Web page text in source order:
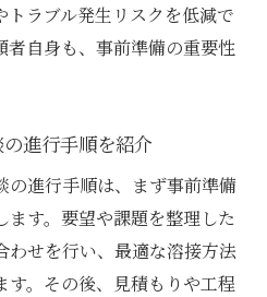
ラブル発生リスクを低減で
者自身も、事前準備の重要性
進行手順を紹介
の進行手順は、まず事前準備
ます。要望や課題を整理した
わせを行い、最適な溶接方法
す。その後、見積もりや工程